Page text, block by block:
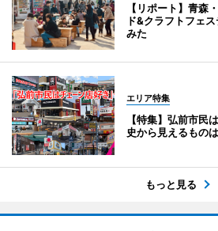
【リポート】青森
ド&クラフトフェ
みた
エリア特集
【特集】弘前市
史から見えるものは
もっと見る